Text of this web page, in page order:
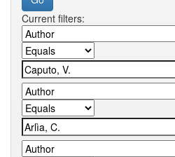
Current filters: